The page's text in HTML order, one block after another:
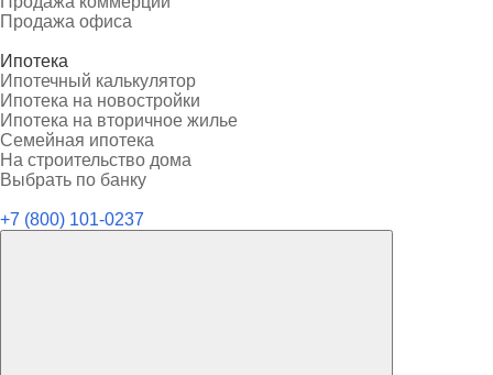
Продажа офиса
Ипотека
Ипотечный калькулятор
Ипотека на новостройки
Ипотека на вторичное жилье
Семейная ипотека
На строительство дома
Выбрать по банку
+7 (800) 101-0237